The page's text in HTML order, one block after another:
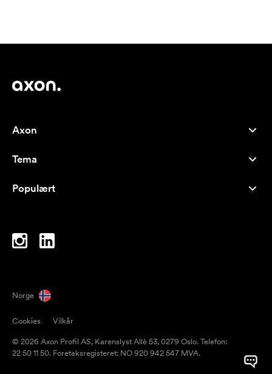
Axon
Om oss
Careers
Tema
Bestselgere
Inspirasjon
Populært
Notatblokker
Paraplyer
Norge
Cookies
Vilkår
© 2026 Axon Profil AS, Karenslyst Allè 53, 0279 Oslo. Telefon:
22 50 11 50. Foretaksregisteret: NO 920 942 547 MVA.